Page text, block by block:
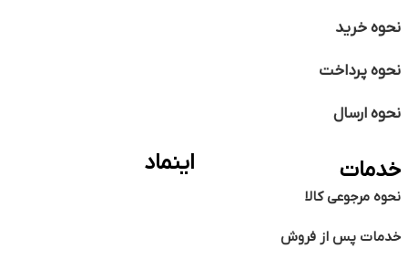
نحوه خرید
نحوه پرداخت
نحوه ارسال
خدمات
نحوه مرجوعی کالا
خدمات پس از فروش
اینماد